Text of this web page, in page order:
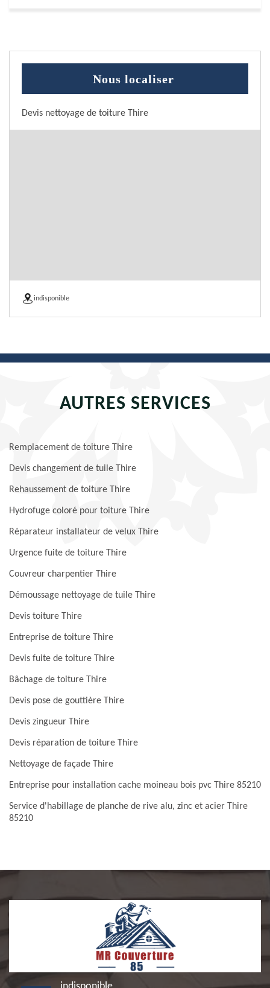
Nous localiser
Devis nettoyage de toiture Thire
indisponible
AUTRES SERVICES
Remplacement de toiture Thire
Devis changement de tuile Thire
Rehaussement de toiture Thire
Hydrofuge coloré pour toiture Thire
Réparateur installateur de velux Thire
Urgence fuite de toiture Thire
Couvreur charpentier Thire
Démoussage nettoyage de tuile Thire
Devis toiture Thire
Entreprise de toiture Thire
Devis fuite de toiture Thire
Bâchage de toiture Thire
Devis pose de gouttière Thire
Devis zingueur Thire
Devis réparation de toiture Thire
Nettoyage de façade Thire
Entreprise pour installation cache moineau bois pvc Thire 85210
Service d'habillage de planche de rive alu, zinc et acier Thire
85210